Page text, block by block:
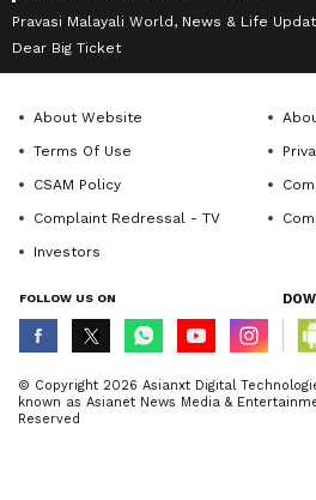
Pravasi Malayali World, News & Life
Dear Big Ticket
About Website
Terms Of Use
CSAM Policy
Complaint Redressal - TV
Investors
FOLLOW US ON
© Copyright 2026 Asianxt Digital
known as Asianet News Media &
Reserved